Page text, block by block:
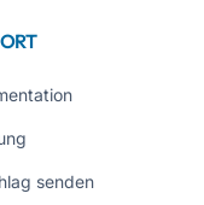
senden